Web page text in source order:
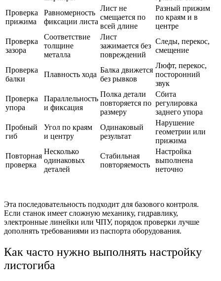
Проверка
прижима
Равномерность
фиксации листа
Лист не
смещается по
всей длине
Разный прижим
по краям и в
центре
Проверка
зазора
Соответствие
толщине
металла
Лист
зажимается без
повреждений
Следы, перекос,
смещение
Проверка
балки
Плавность хода
Балка движется
без рывков
Люфт, перекос,
посторонний
звук
Проверка
упора
Параллельность
и фиксация
Полка детали
повторяется по
размеру
Сбита
регулировка
заднего упора
Пробный
гиб
Угол по краям
и центру
Одинаковый
результат
Нарушение
геометрии или
прижима
Повторная
проверка
Несколько
одинаковых
деталей
Стабильная
повторяемость
Настройка
выполнена
неточно
Эта последовательность подходит для базового контроля.
Если станок имеет сложную механику, гидравлику,
электронные линейки или ЧПУ, порядок проверки лучше
дополнять требованиями из паспорта оборудования.
Как часто нужно выполнять настройку
листогиба